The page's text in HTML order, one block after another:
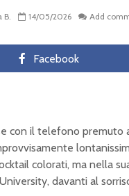
B. 14/05/2026 Add
Facebook
con il telefono premuto
colorati, ma nella
davanti al